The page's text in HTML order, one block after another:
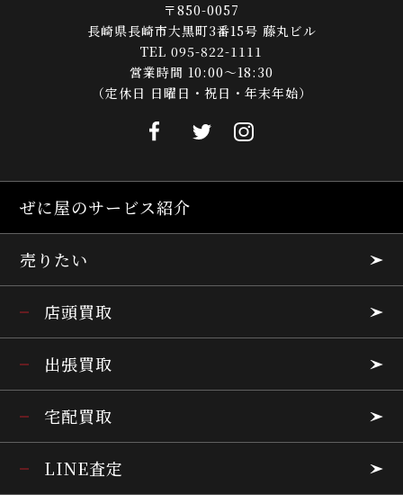
〒850-0057
長崎県長崎市大黒町3番15号 藤丸ビル
TEL 095-822-1111
営業時間 10:00～18:30
（定休日 日曜日・祝日・年末年始）
ぜに屋のサービス紹介
売りたい
店頭買取
出張買取
宅配買取
LINE査定